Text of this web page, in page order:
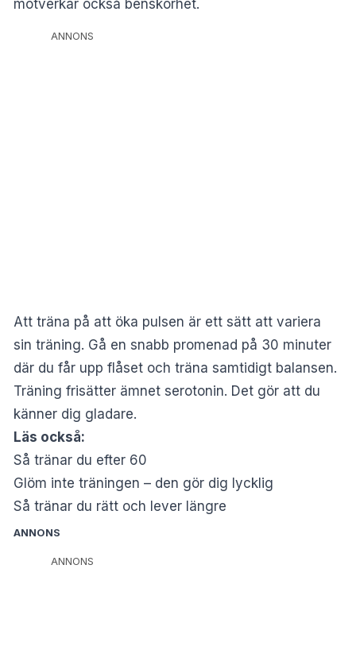
motverkar också benskörhet.
ANNONS
Att träna på att öka pulsen är ett sätt att variera
sin träning. Gå en snabb promenad på 30 minuter
där du får upp flåset och träna samtidigt balansen.
Träning frisätter ämnet serotonin. Det gör att du
känner dig gladare.
Läs också:
Så tränar du efter 60
Glöm inte träningen – den gör dig lycklig
Så tränar du rätt och lever längre
ANNONS
ANNONS